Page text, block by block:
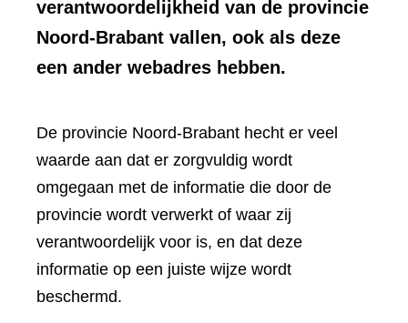
verantwoordelijkheid van de provincie
Noord-Brabant vallen, ook als deze
een ander webadres hebben.
De provincie Noord-Brabant hecht er veel
waarde aan dat er zorgvuldig wordt
omgegaan met de informatie die door de
provincie wordt verwerkt of waar zij
verantwoordelijk voor is, en dat deze
informatie op een juiste wijze wordt
beschermd.